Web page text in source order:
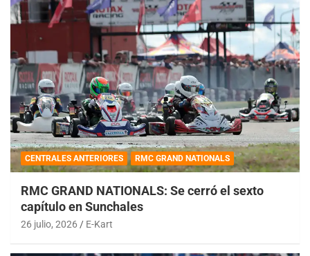
CENTRALES ANTERIORES RMC GRAND NATIONALS
RMC GRAND NATIONALS: Se cerró el sexto
capítulo en Sunchales
26 julio, 2026 E-Kart